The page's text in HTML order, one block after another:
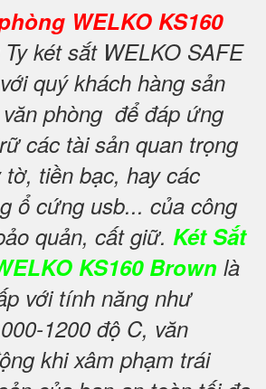
WELKO KS160
két sắt WELKO SAFE
quý khách hàng sản
phòng để đáp ứng
các tài sản quan trọng
tiền bạc, hay các
ổ cứng usb... của công
quản, cất giữ. Két Sắt
KS160 Brown là
với tính năng như
1200 độ C, văn
khi xâm phạm trái